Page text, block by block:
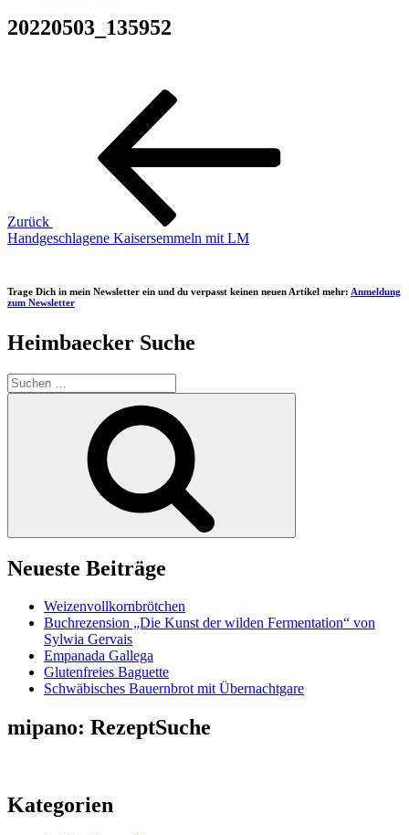
20220503_135952
Beitragsnavigation
Zurück
Handgeschlagene Kaisersemmeln mit LM
Trage Dich in mein Newsletter ein und du verpasst keinen neuen Artikel mehr: Anmeldung
zum Newsletter
Heimbaecker Suche
Suchen
nach:
Neueste Beiträge
Weizenvollkornbrötchen
Buchrezension „Die Kunst der wilden Fermentation“ von
Sylwia Gervais
Empanada Gallega
Glutenfreies Baguette
Schwäbisches Bauernbrot mit Übernachtgare
mipano: RezeptSuche
Kategorien